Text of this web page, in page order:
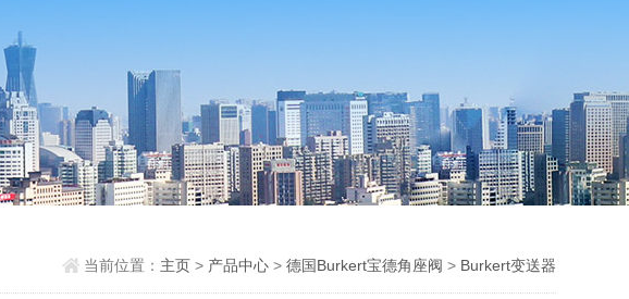
当前位置： 主页 > 产品中心 > 德国Burkert宝德角座阀 > Burkert变送器